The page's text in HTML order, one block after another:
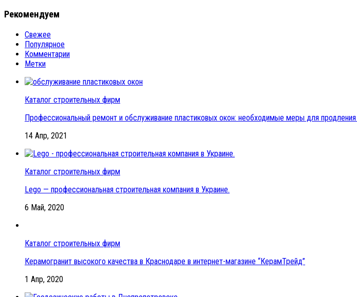
Рекомендуем
Свежее
Популярное
Комментарии
Метки
Каталог строительных фирм
Профессиональный ремонт и обслуживание пластиковых окон: необходимые меры для
14 Апр, 2021
Каталог строительных фирм
Lego — профессиональная строительная компания в Украине.
6 Май, 2020
Каталог строительных фирм
Керамогранит высокого качества в Краснодаре в интернет-магазине “КерамТрейд”
1 Апр, 2020